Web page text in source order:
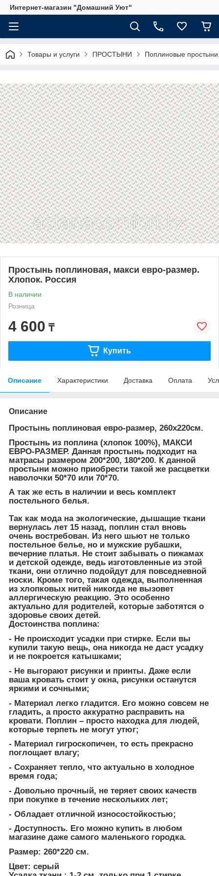
Интернет-магазин "Домашний Уют"
Товары и услуги ПРОСТЫНИ Поплиновые
Простынь поплиновая, макси евро-размер.
Хлопок. Россия
В наличии
Розница
4 600 ₸
Купить
Описание Характеристики Доставка Оплата
Описание
Простынь поплиновая евро-размер, 260х220см.
Простынь из поплина (хлопок 100%), МАКСИ
ЕВРО-РАЗМЕР. Данная простынь подходит на
матрасы размером 200*200, 180*200. К данной
простыни можно приобрести такой же расцветки
наволочки 50*70 или 70*70.
А так же есть в наличии и весь комплект
постельного белья.
Так как мода на экологические, дышащие ткани
вернулась лет 15 назад, поплин стал вновь
очень востребован. Из него шьют не только
постельное белье, но и мужские рубашки,
вечерние платья. Не стоит забывать о пижамах
и детской одежде, ведь изготовленные из этой
ткани, они отлично подойдут для повседневной
носки. Кроме того, такая одежда, выполненная
из хлопковых нитей никогда не вызовет
аллергическую реакцию. Это особенно
актуально для родителей, которые заботятся о
здоровье своих детей.
Достоинства поплина:
- Не происходит усадки при стирке. Если вы
купили такую вещь, она никогда не даст усадку
и не покроется катышками;
- Не выгорают рисунки и принты. Даже если
ваша кровать стоит у окна, рисунки останутся
яркими и сочными;
- Материал легко гладится. Его можно совсем не
гладить, а просто аккуратно расправить на
кровати. Поплин – просто находка для людей,
которые терпеть не могут утюг;
- Материал гигроскопичен, то есть прекрасно
поглощает влагу;
- Сохраняет тепло, что актуально в холодное
время года;
- Довольно прочный, не теряет своих качеств
при покупке в течение нескольких лет;
- Обладает отличной износостойкостью;
- Доступность. Его можно купить в любом
магазине даже самого маленького городка.
Размер: 260*220 см.
Цвет: серый